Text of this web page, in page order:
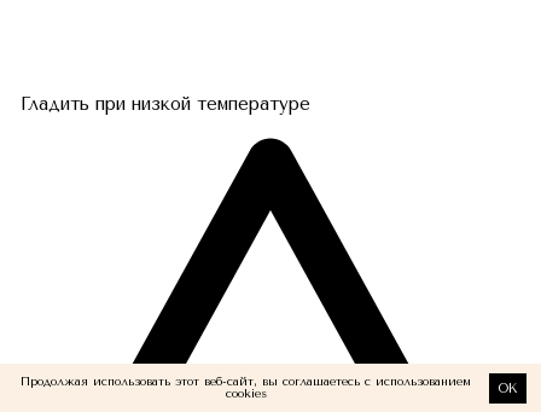
Гладить при низкой температуре
Продолжая использовать этот веб-сайт, вы соглашаетесь с использованием
cookies
OK